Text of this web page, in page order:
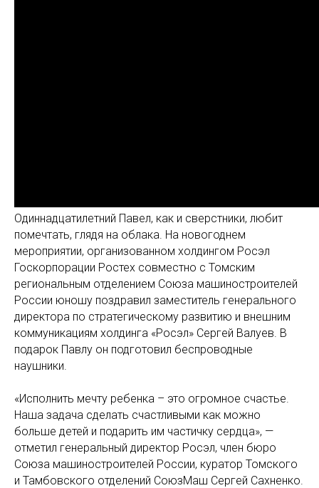
Одиннадцатилетний Павел, как и сверстники, любит
помечтать, глядя на облака. На новогоднем
мероприятии, организованном холдингом Росэл
Госкорпорации Ростех совместно с Томским
региональным отделением Союза машиностроителей
России юношу поздравил заместитель генерального
директора по стратегическому развитию и внешним
коммуникациям холдинга «Росэл» Сергей Валуев. В
подарок Павлу он подготовил беспроводные
наушники.
«Исполнить мечту ребенка – это огромное счастье.
Наша задача сделать счастливыми как можно
больше детей и подарить им частичку сердца», —
отметил генеральный директор Росэл, член бюро
Союза машиностроителей России, куратор Томского
и Тамбовского отделений СоюзМаш Сергей Сахненко.